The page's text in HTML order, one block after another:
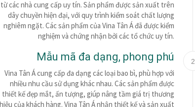
từ các nhà cung cấp uy tín. Sản phẩm được sản xuất trên
dây chuyền hiện đại, với quy trình kiểm soát chất lượng
nghiêm ngặt. Các sản phẩm của Vina Tân Á đã được kiểm
nghiệm và chứng nhận bởi các tổ chức uy tín.
2
Mẫu mã đa dạng, phong phú
Vina Tân Á cung cấp đa dạng các loại bao bì, phù hợp với
nhiều nhu cầu sử dụng khác nhau. Các sản phẩm được
thiết kế đẹp mắt, ấn tượng, giúp nâng tầm giá trị thương
của khách hàng. Vina Tân Á nhận thiết kế và sản xuất